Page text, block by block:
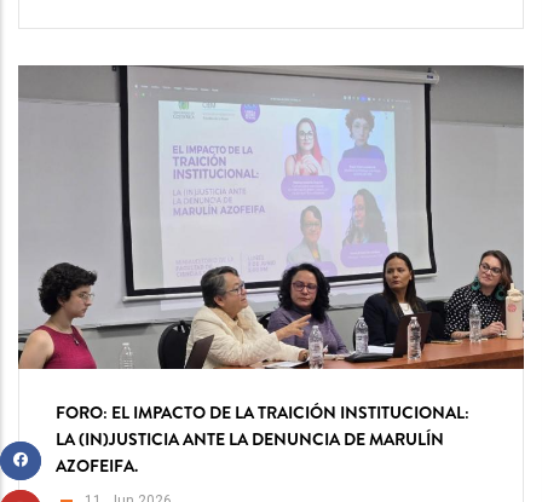
FORO: EL IMPACTO DE LA TRAICIÓN INSTITUCIONAL:
LA (IN)JUSTICIA ANTE LA DENUNCIA DE MARULÍN
AZOFEIFA.